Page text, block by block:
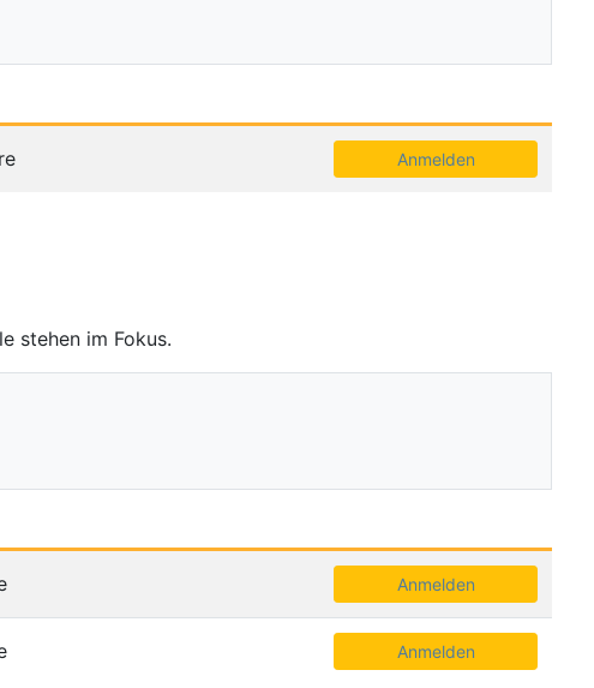
Anmelden
stehen im Fokus.
Anmelden
Anmelden